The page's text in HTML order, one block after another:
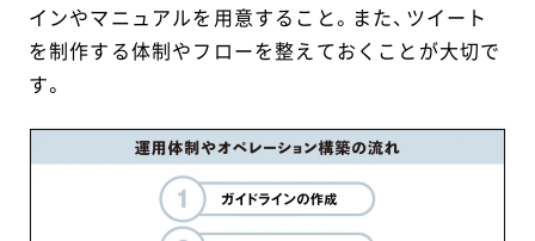
インやマニュアルを用意すること。また、ツイート
を制作する体制やフローを整えておくことが大切で
す。